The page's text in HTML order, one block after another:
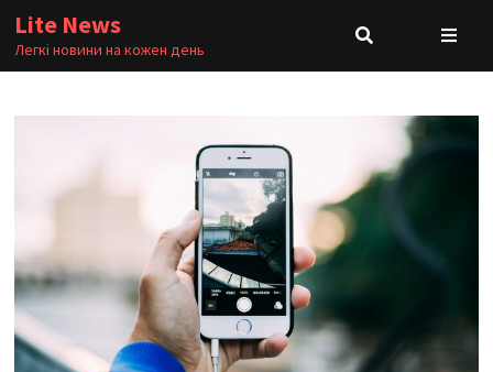
Skip
to
content
Lite News
Легкі новини на кожен день